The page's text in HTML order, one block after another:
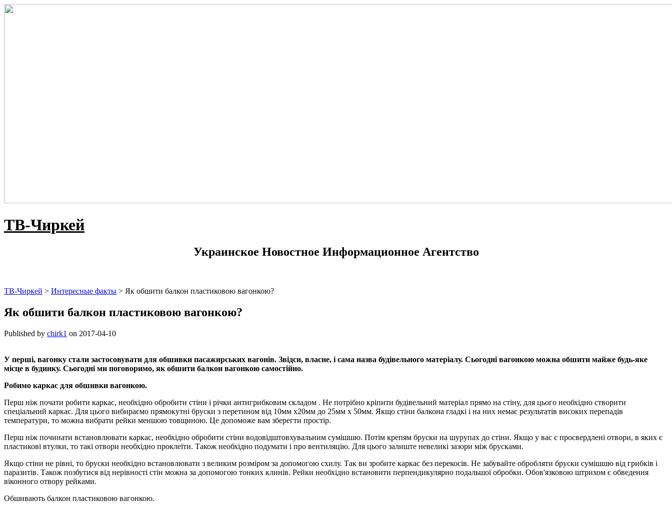
ТВ-Чиркей
Украинское Новостное Информационное Агентство
ТВ-Чиркей > Интересные факты > Як обшити балкон пластиковою вагонкою?
Як обшити балкон пластиковою вагонкою?
Published by chirk1 on 2017-04-10
У перші, вагонку стали застосовувати для обшивки пасажирських вагонів. Звідси, власне, і сама назва будівельного матеріалу. Сьогодні вагонкою можна обшити майже будь-яке
місце в будинку. Сьогодні ми поговоримо, як обшити балкон вагонкою самостійно.
Робимо каркас для обшивки вагонкою.
Перш ніж почати робити каркас, необхідно обробити стіни і річки антигрибковим складом . Не потрібно кріпити будівельний матеріал прямо на стіну, для цього необхідно створити
спеціальний каркас. Для цього вибираємо прямокутні бруски з перетином від 10мм х20мм до 25мм х 50мм. Якщо стіни балкона гладкі і на них немає результатів високих перепадів
температури, то можна вибрати рейки меншою товщиною. Це допоможе вам зберегти простір.
Перш ніж починати встановлювати каркас, необхідно обробити стіни водовідштовхувальним сумішшю. Потім крепям бруски на шурупах до стіни. Якщо у вас є просвердлені отвори, в яких є
пластикові втулки, то такі отвори необхідно проклеїти. Також необхідно подумати і про вентиляцію. Для цього залиште невеликі зазори між брусками.
Якщо стіни не рівні, то бруски необхідно встановлювати з великим розміром за допомогою схилу. Так ви зробите каркас без перекосів. Не забувайте обробляти бруски сумішшю від грибків і
паразитів. Також позбутися від нерівності стін можна за допомогою тонких клинів. Рейки необхідно встановити перпендикулярно подальшої обробки. Обов'язковою штрихом є обведення
віконного отвору рейками.
Обшивають балкон пластиковою вагонкою.